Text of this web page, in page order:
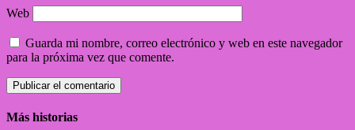
Web
Guarda mi nombre, correo electrónico y web en este navegador
para la próxima vez que comente.
Más historias